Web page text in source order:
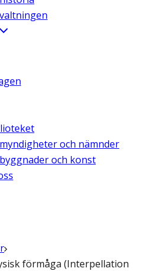
och nämnder
och konst
förmåga (Interpellation